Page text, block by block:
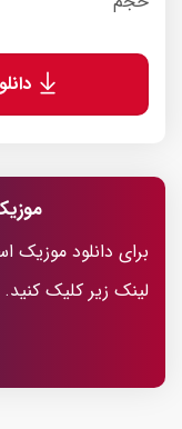
برای دانلود موزیک
لینک زیر کلیک کنید.